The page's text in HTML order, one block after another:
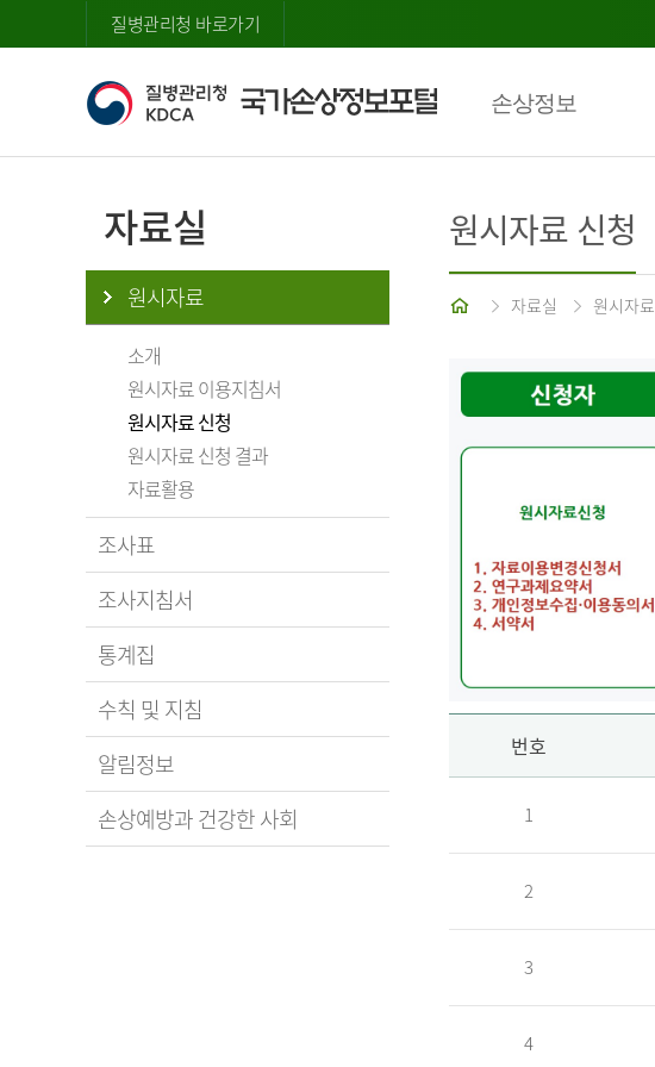
질병관리청 바로가기
손상정보
자료실
원시자료
소개
원시자료 이용지침서
원시자료 신청
원시자료 신청 결과
자료활용
조사표
조사지침서
통계집
수칙 및 지침
알림정보
손상예방과 건강한 사회
원시자료 신청
홈 자료실 원시자료
자
청
번호
1
2
3
4